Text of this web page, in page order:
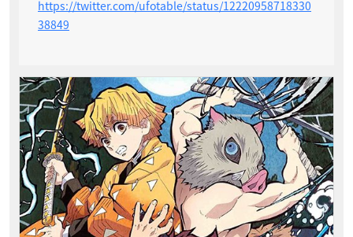
https://twitter.com/ufotable/status/12220958718330
38849